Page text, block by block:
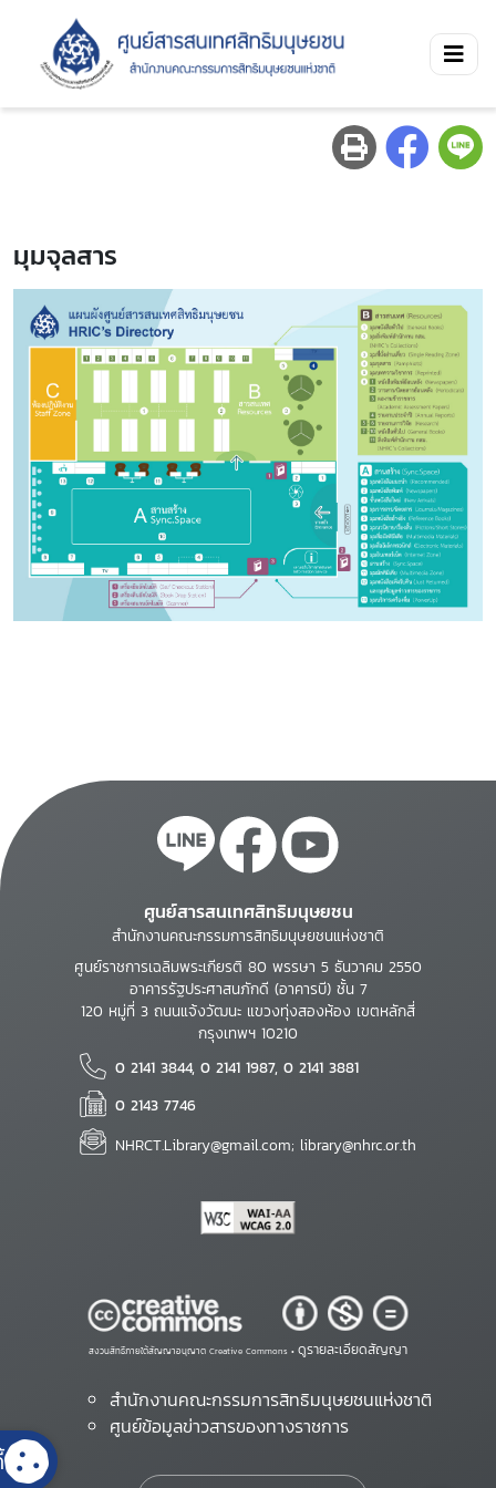
มุมจุลสาร
ศูนย์สารสนเทศสิทธิมนุษยชน
สำนักงานคณะกรรมการสิทธิมนุษยชนแห่งชาติ
ศูนย์ราชการเฉลิมพระเกียรติ 80 พรรษา 5 ธันวาคม 2550
อาคารรัฐประศาสนภักดี (อาคารบี) ชั้น 7
120 หมู่ที่ 3 ถนนแจ้งวัฒนะ แขวงทุ่งสองห้อง เขตหลักสี่
กรุงเทพฯ 10210
0 2141 3844, 0 2141 1987, 0 2141 3881
0 2143 7746
NHRCT.Library@gmail.com; library@nhrc.or.th
สงวนสิทธิ์ภายใต้สัญญาอนุญาต Creative Commons • ดูรายละเอียดสัญญา
สำนักงานคณะกรรมการสิทธิมนุษยชนแห่งชาติ
ศูนย์ข้อมูลข่าวสารของทางราชการ